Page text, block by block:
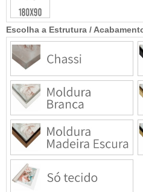
Escolha a Estrutura /